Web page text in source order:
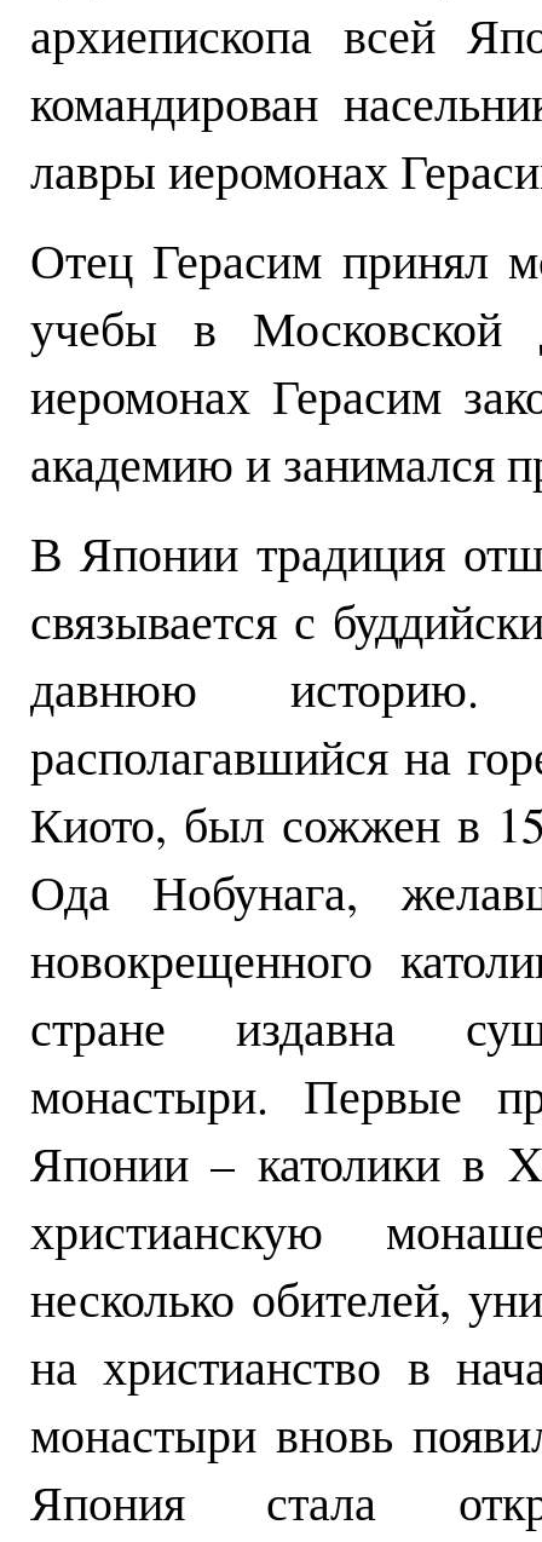
архиепископа всей
командирован
лавры иеромонах
Отец Герасим принял
учебы в Московской
иеромонах Герасим
академию и занимался
В Японии традиция
связывается с
давнюю
располагавшийся на
Киото, был сожжен в
Ода Нобунага,
новокрещенного
стране издавна
монастыри. Первые
Японии – католики в
христианскую
несколько обителей,
на христианство в
монастыри вновь
Япония стала